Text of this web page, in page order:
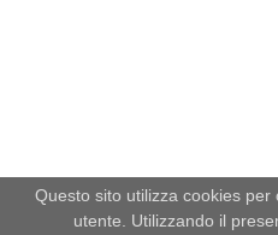
Questo sito utilizza cookies per
utente. Utilizzando il